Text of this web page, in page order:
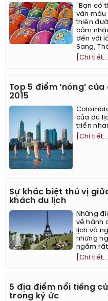
"Bạn có
vàn màu
thiên
cảm
đến với
Sang,
[Chi tiết...]
Top 5 điểm ‘nóng’
2015
của du
triển
[Chi tiết...]
Sự khác biệt thú vị
khách du lịch
Những
về hành
lịch và
những
ngầm rất
[Chi tiết...]
5 địa điểm nổi tiếng
trong ký ức